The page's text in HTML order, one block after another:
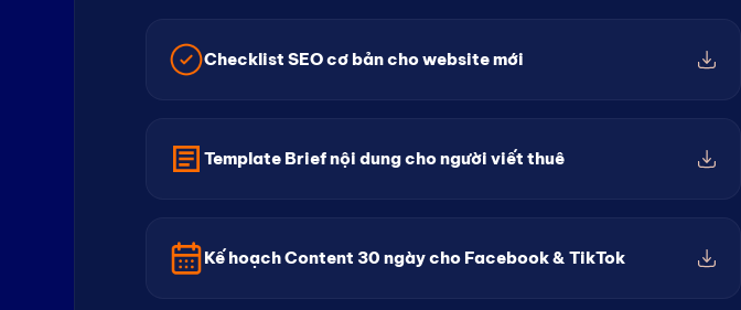
Checklist SEO cơ bản cho website mới
Template Brief nội dung cho người viết thuê
Kế hoạch Content 30 ngày cho Facebook & TikTok